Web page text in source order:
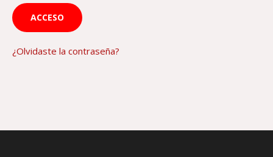
ACCESO
¿Olvidaste la contraseña?